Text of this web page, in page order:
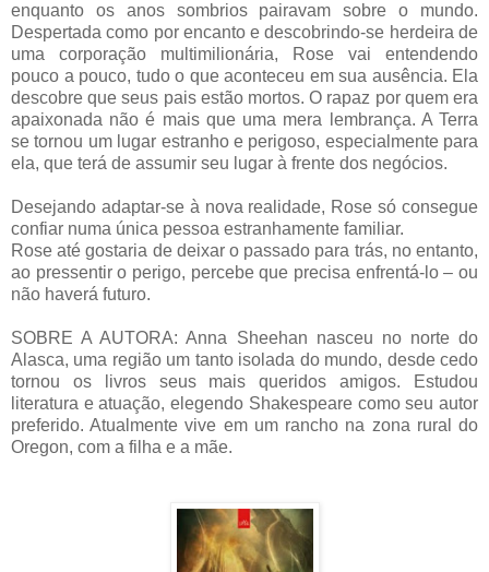
enquanto os anos sombrios pairavam sobre o mundo.
Despertada como por encanto e descobrindo-se herdeira de
uma corporação multimilionária, Rose vai entendendo
pouco a pouco, tudo o que aconteceu em sua ausência. Ela
descobre que seus pais estão mortos. O rapaz por quem era
apaixonada não é mais que uma mera lembrança. A Terra
se tornou um lugar estranho e perigoso, especialmente para
ela, que terá de assumir seu lugar à frente dos negócios.
Desejando adaptar-se à nova realidade, Rose só consegue
confiar numa única pessoa estranhamente familiar.
Rose até gostaria de deixar o passado para trás, no entanto,
ao pressentir o perigo, percebe que precisa enfrentá-lo – ou
não haverá futuro.
SOBRE A AUTORA: Anna Sheehan nasceu no norte do
Alasca, uma região um tanto isolada do mundo, desde cedo
tornou os livros seus mais queridos amigos. Estudou
literatura e atuação, elegendo Shakespeare como seu autor
preferido. Atualmente vive em um rancho na zona rural do
Oregon, com a filha e a mãe.